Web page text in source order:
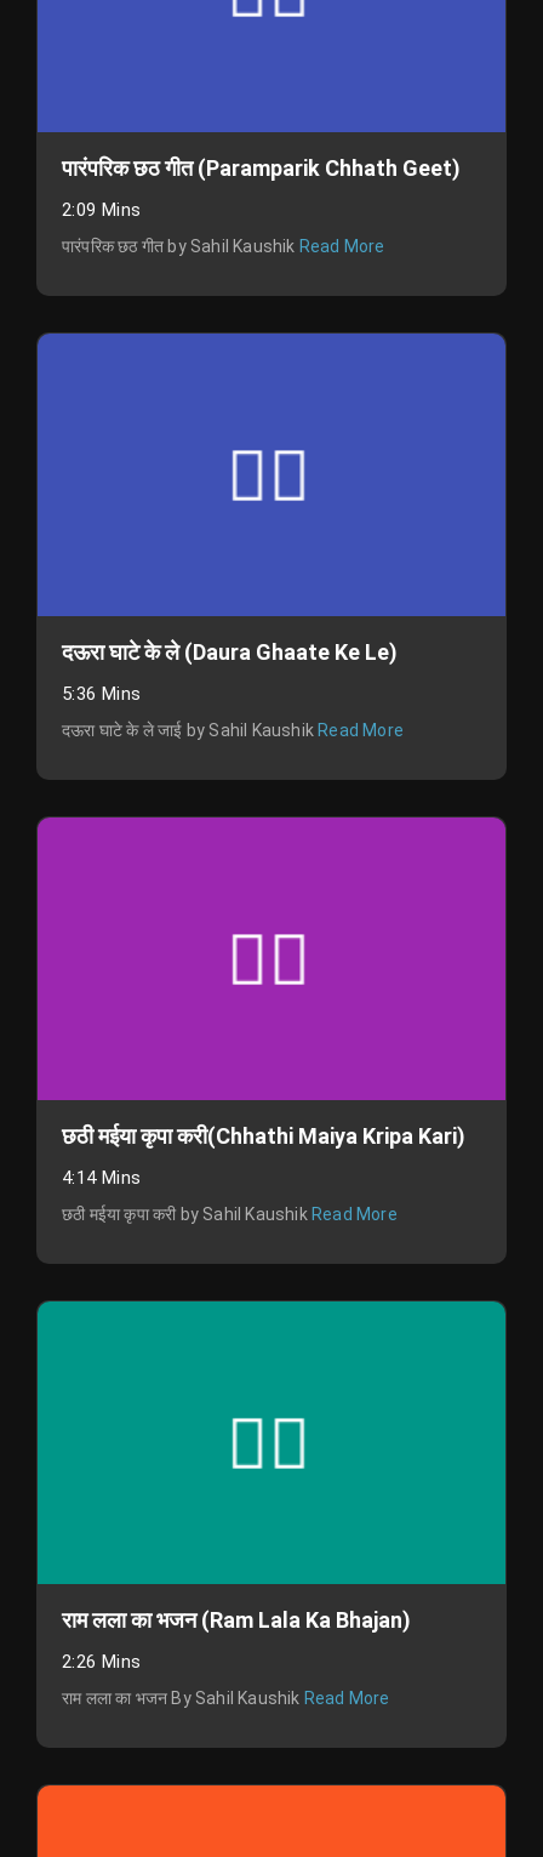
पारंपरिक छठ गीत (Paramparik Chhath Geet)
2:09 Mins
पारंपरिक छठ गीत by Sahil Kaushik Read More
दऊरा घाटे के ले (Daura Ghaate Ke Le)
5:36 Mins
दऊरा घाटे के ले जाई by Sahil Kaushik Read More
छठी मईया कृपा करी(Chhathi Maiya Kripa Kari)
4:14 Mins
छठी मईया कृपा करी by Sahil Kaushik Read More
राम लला का भजन (Ram Lala Ka Bhajan)
2:26 Mins
राम लला का भजन By Sahil Kaushik Read More